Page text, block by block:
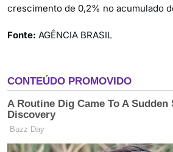
crescimento de 0,2% no acumulado
Fonte: AGÊNCIA BRASIL